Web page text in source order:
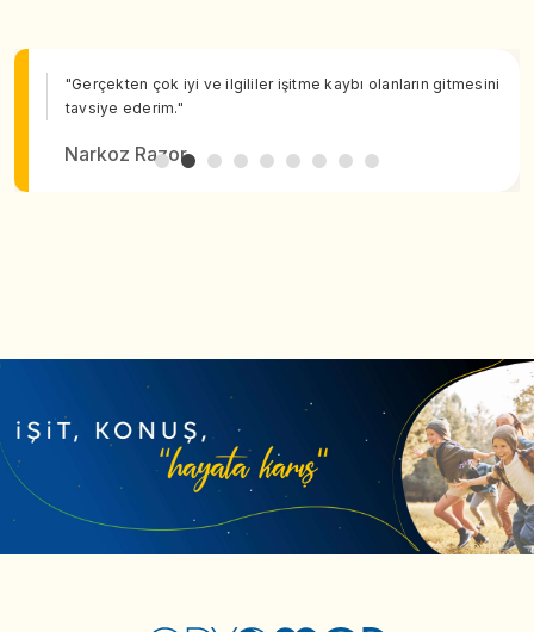
"Gerçekten çok iyi ve ilgililer işitme kaybı olanların gitmesini
tavsiye ederim."
Narkoz Razor